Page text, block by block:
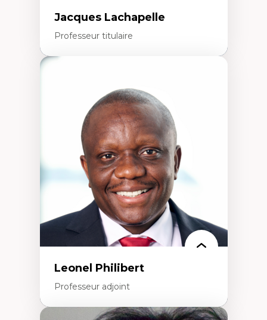
Jacques Lachapelle
Professeur titulaire
Histoire de l'architecture et de la ville,
notamment au Canada
Théorie et pratiques en conservation de
l'environnement bâti
Conception de projet en milieu existant
Analyse critique en architecture et
enseignement du design architectural et
urbain
Leonel Philibert
Professeur adjoint